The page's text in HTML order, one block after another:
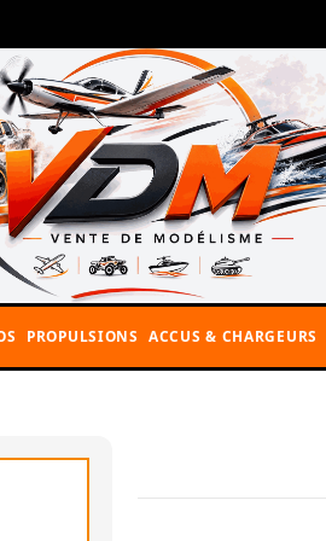
PROPULSIONS ACCUS & CHARGEURS